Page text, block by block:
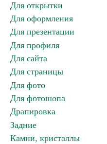
Для открытки
Для оформления
Для презентации
Для профиля
Для сайта
Для страницы
Для фото
Для фотошопа
Драпировка
Задние
Камни, кристаллы